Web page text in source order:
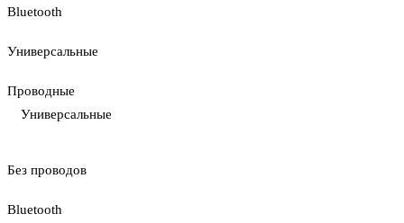
Bluetooth
Универсальные
Проводные
Универсальные
Без проводов
Bluetooth